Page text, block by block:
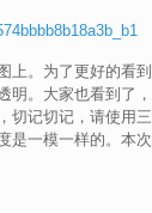
上。为了更好的看
明。大家也看到了
切记切记，请使用
是一模一样的。本